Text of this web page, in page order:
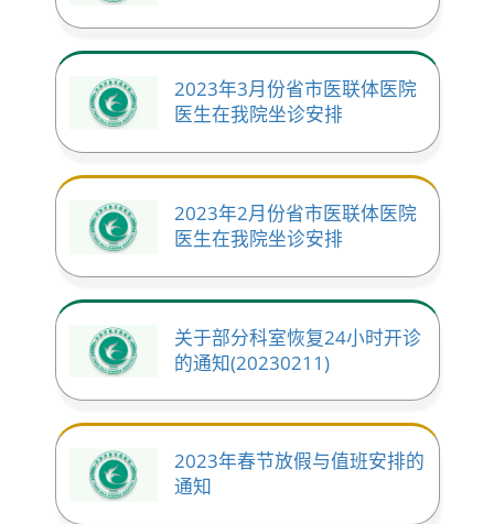
2023年3月份省市医联体医院
医生在我院坐诊安排
2023年2月份省市医联体医院
医生在我院坐诊安排
关于部分科室恢复24小时开诊
的通知(20230211)
2023年春节放假与值班安排的
通知